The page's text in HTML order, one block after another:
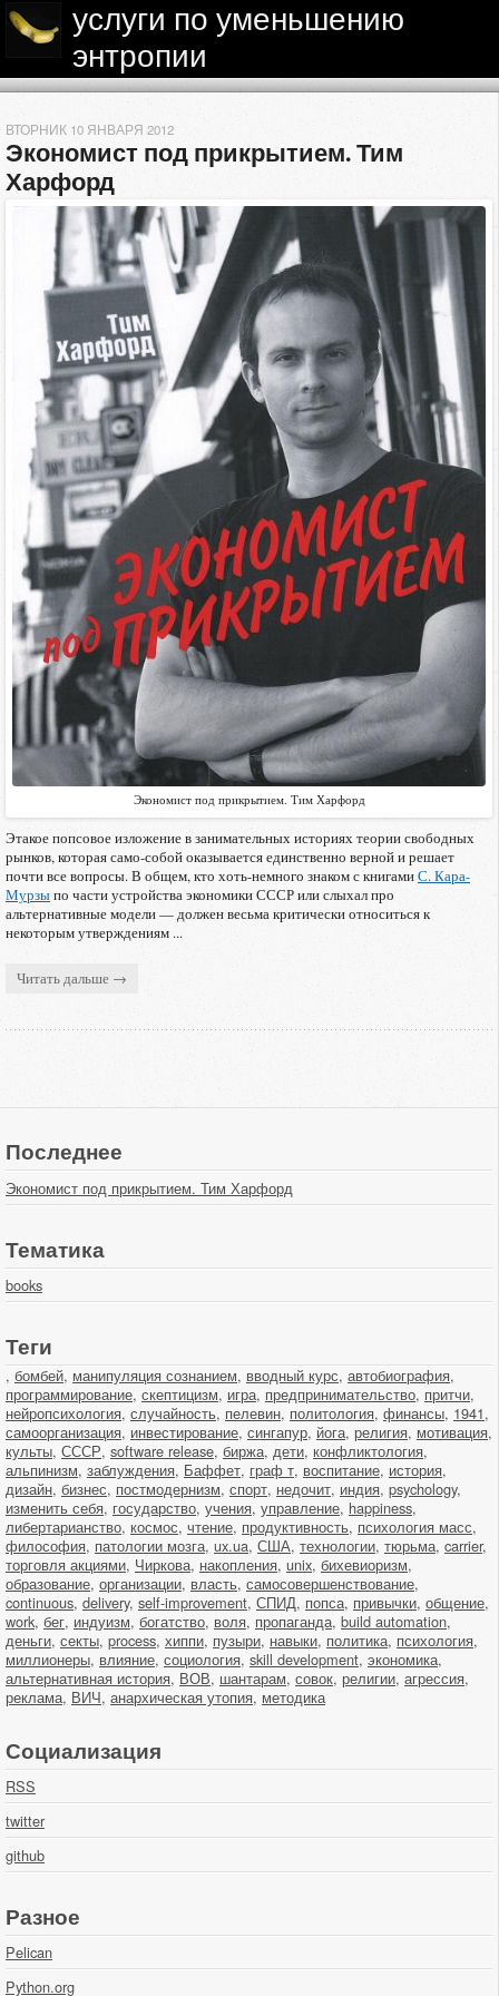
услуги по уменьшению
энтропии
Экономист под прикрытием. Тим
Харфорд
ВТОРНИК 10 ЯНВАРЯ 2012
Экономист под прикрытием. Тим Харфорд
Этакое попсовое изложение в занимательных историях теории свободных
рынков, которая само-собой оказывается единственно верной и решает
почти все вопросы. В общем, кто хоть-немного знаком с книгамиС. Кара-
Мурзыпо части устройства экономики СССР или слыхал про
альтернативные модели — должен весьма критически относиться к
некоторым утверждениям ...
Читать дальше →
Последнее
Экономист под прикрытием. Тим Харфорд
Тематика
books
Теги
, бомбей, манипуляция сознанием, вводный курс, автобиография,
программирование, скептицизм, игра, предпринимательство, притчи,
нейропсихология, случайность, пелевин, политология, финансы, 1941,
самоорганизация, инвестирование, сингапур, йога, религия, мотивация,
культы, СССР, software release, биржа, дети, конфликтология,
альпинизм, заблуждения, Баффет, граф т, воспитание, история,
дизайн, бизнес, постмодернизм, спорт, недочит, индия, psychology,
изменить себя, государство, учения, управление, happiness,
либертарианство, космос, чтение, продуктивность, психология масс,
философия, патологии мозга, ux.ua, США, технологии, тюрьма, carrier,
торговля акциями, Чиркова, накопления, unix, бихевиоризм,
образование, организации, власть, самосовершенствование,
continuous, delivery, self-improvement, СПИД, попса, привычки, общение,
work, бег, индуизм, богатство, воля, пропаганда, build automation,
деньги, секты, process, хиппи, пузыри, навыки, политика, психология,
миллионеры, влияние, социология, skill development, экономика,
альтернативная история, ВОВ, шантарам, совок, религии, агрессия,
реклама, ВИЧ, анархическая утопия, методика
Социализация
RSS
twitter
github
Разное
Pelican
Python.org